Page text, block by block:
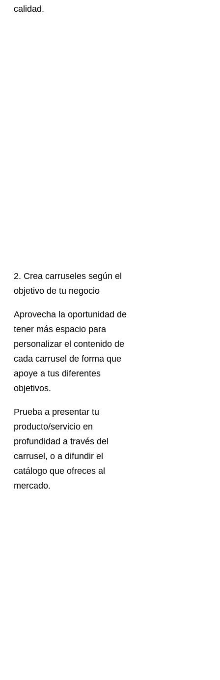
calidad.
2. Crea carruseles según el
objetivo de tu negocio
Aprovecha la oportunidad de
tener más espacio para
personalizar el contenido de
cada carrusel de forma que
apoye a tus diferentes
objetivos.
Prueba a presentar tu
producto/servicio en
profundidad a través del
carrusel, o a difundir el
catálogo que ofreces al
mercado.